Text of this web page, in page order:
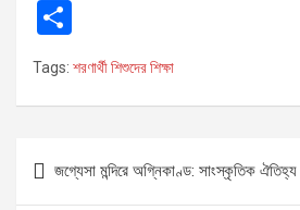
b
o
k
n
g
s
A
p
h
ar
Tags: শরণার্থী শিশুদের শিক্ষা
Post
navigation
জগ্যেসা মন্দিরে অগ্নিকাণ্ড: সাংস্কৃতিক